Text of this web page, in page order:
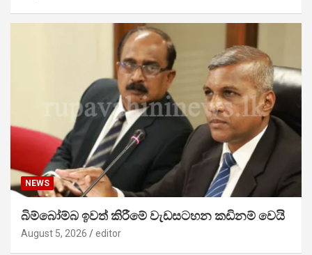
NEWS
බිම්බෝම්බ ඉවත් කිරීමේ වැඩසටහන කඩිනම් වෙයි
August 5, 2026 editor